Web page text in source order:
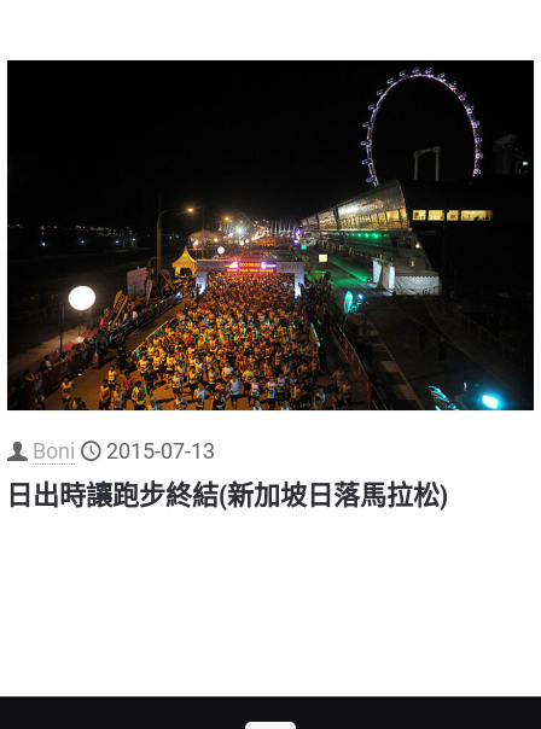
Boni 2015-07-13
日出時讓跑步終結(新加坡日落馬拉松)